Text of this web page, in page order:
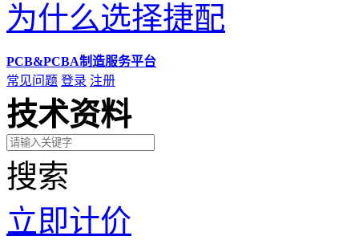
为什么选择捷配
PCB&PCBA制造服务平台
常见问题 登录 注册
技术资料
搜索
立即计价